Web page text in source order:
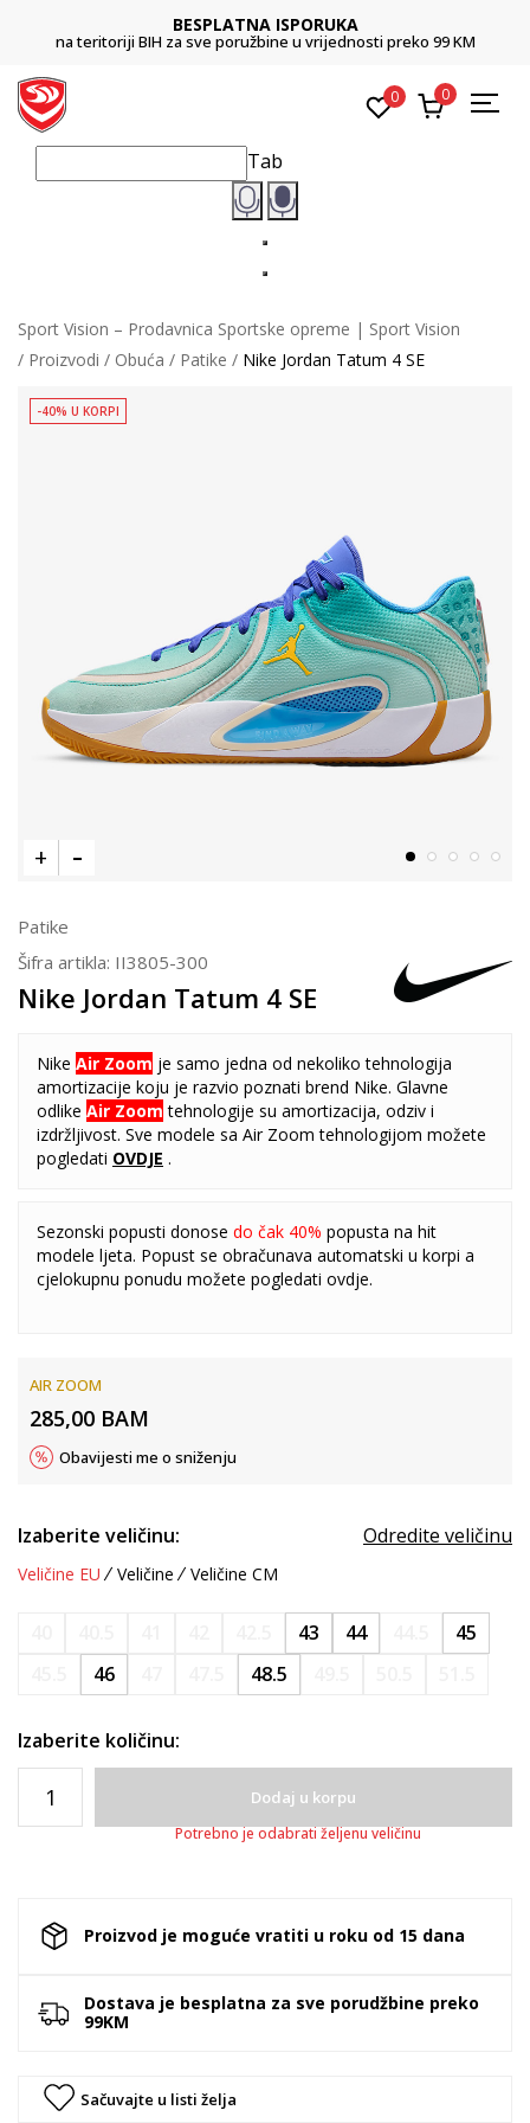
BESPLATNA ISPORUKA
na teritoriji BIH za sve poružbine u vrijednosti preko 99 KM
0 0
Tab
Sport Vision – Prodavnica Sportske opreme | Sport Vision
Proizvodi
Obuća Patike Nike Jordan Tatum 4 SE
-40% U KORPI
Patike
Šifra artikla: II3805-300
Nike Jordan Tatum 4 SE
Nike Air Zoom je samo jedna od nekoliko tehnologija
amortizacije koju je razvio poznati brend Nike. Glavne
odlike Air Zoom tehnologije su amortizacija, odziv i
izdržljivost. Sve modele sa Air Zoom tehnologijom možete
pogledati OVDJE .
Sezonski popusti donose do čak 40% popusta na hit
modele ljeta. Popust se obračunava automatski u korpi a
cjelokupnu ponudu možete pogledati ovdje.
AIR ZOOM
285,00 BAM
Obavijesti me o sniženju
Izaberite veličinu: Odredite veličinu
Veličine EU Veličine Veličine CM
43 44
45
46 48.5
Izaberite količinu:
Dodaj u korpu
Potrebno je odabrati željenu veličinu
Proizvod je moguće vratiti u roku od 15 dana
Dostava je besplatna za sve porudžbine preko
99KM
Sačuvajte u listi želja